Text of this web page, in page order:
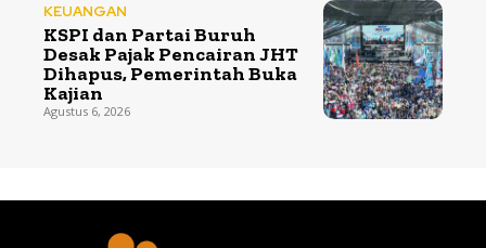
KEUANGAN
KSPI dan Partai Buruh
Desak Pajak Pencairan JHT
Dihapus, Pemerintah Buka
Kajian
Agustus 6, 2026